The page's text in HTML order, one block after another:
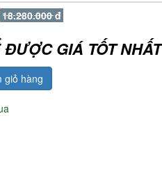
18.280.000 đ
GIÁ TỐT NHẤT
giỏ hàng